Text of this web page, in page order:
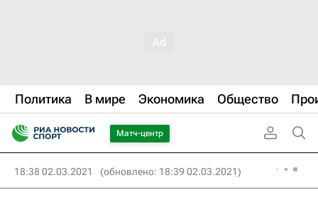
Политика В мире Экономика Общество
Матч-центр
18:38 02.03.2021 (обновлено: 18:39 02.03.2021)